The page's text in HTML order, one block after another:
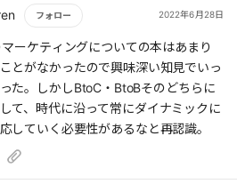
ているのか」を精緻に理解する。
戦略・施策の精度が大きく上がる。
Webサイトや営業資料、広告制作物を
際には、必ず現場の営業メンバーに同
らう。
策はKPIを活用する。
フォロー 2022年6月28日
読む
ーケティングについての本はあまり
とがなかったので興味深い知見でいっ
た。しかしBtoC・BtoBそのどちらに
て、時代に沿って常にダイナミックに
していく必要性があるなと再認識。